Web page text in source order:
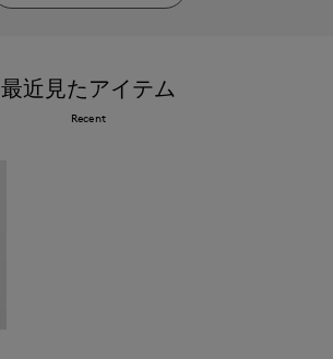
最近見たアイテム
Recent